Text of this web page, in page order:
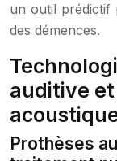
un outil prédictif
des démences.
auditive
Prothèses